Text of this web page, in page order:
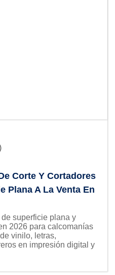
Corte Y Cortadores
Plana A La Venta En
superficie plana y
2026 para calcomanías
vinilo, letras,
en impresión digital y